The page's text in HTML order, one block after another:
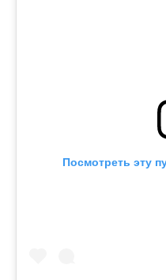
Посмотреть эту